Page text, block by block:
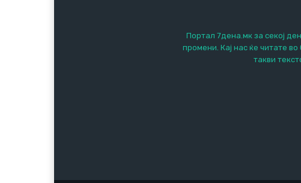
Портал 7дена.мк за секој
промени. Кај нас ќе читате
такви